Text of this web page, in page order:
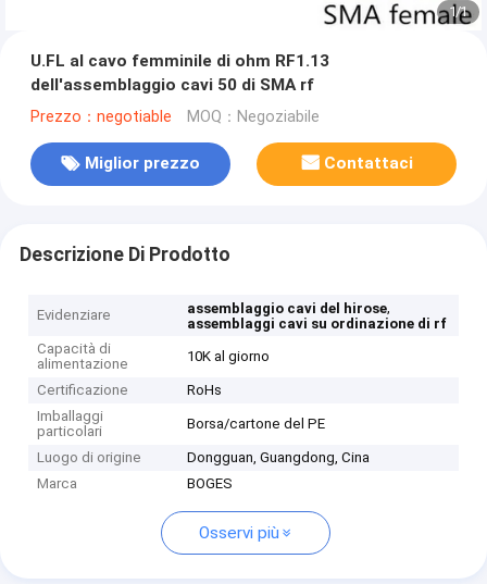
1/1
U.FL al cavo femminile di ohm RF1.13
dell'assemblaggio cavi 50 di SMA rf
Prezzo：negotiable MOQ：Negoziabile
Miglior prezzo Contattaci
Descrizione Di Prodotto
Evidenziare assemblaggio cavi del hirose,
assemblaggi cavi su ordinazione di rf
Capacità di
alimentazione
10K al giorno
Certificazione
RoHs
Imballaggi
particolari
Borsa/cartone del PE
Luogo di origine
Dongguan, Guangdong, Cina
Marca
BOGES
Osservi più